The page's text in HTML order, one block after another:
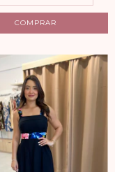
COMPRAR